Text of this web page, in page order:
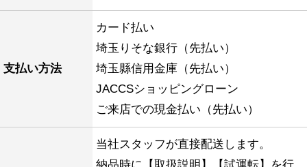
支払い方法
カード払い
埼玉りそな銀行（先払い）
埼玉縣信用金庫（先払い）
JACCSショッピングローン
ご来店での現金払い（先払い）
当社スタッフが直接配送します。